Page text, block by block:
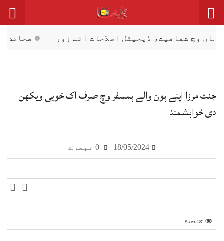
اصلاحات اتے زور صحافت مقدس پیشہ، فیک
جنت مرزا اپنے ہون والے ہمسفر وچ صرف اک خوبی ویکھن
دی خواہشمند
18/05/2024
Views 107